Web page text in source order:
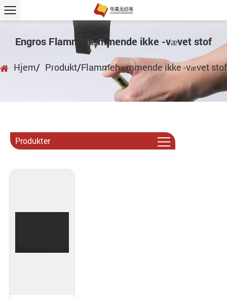
Engros Flammehæmmende ikke -vævet stof
Hjem/ Produkt/Flammehæmmende ikke -vævet stof
Produkter